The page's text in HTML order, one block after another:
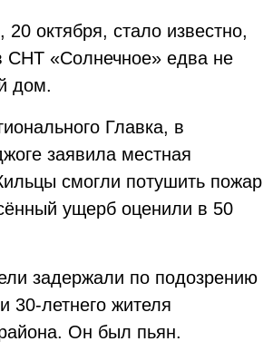
20 октября, стало известно,
СНТ «Солнечное» едва не
дом.
Главка, в
заявила местная
смогли потушить пожар
ущерб оценили в 50
задержали по подозрению
30-летнего жителя
Он был пьян.